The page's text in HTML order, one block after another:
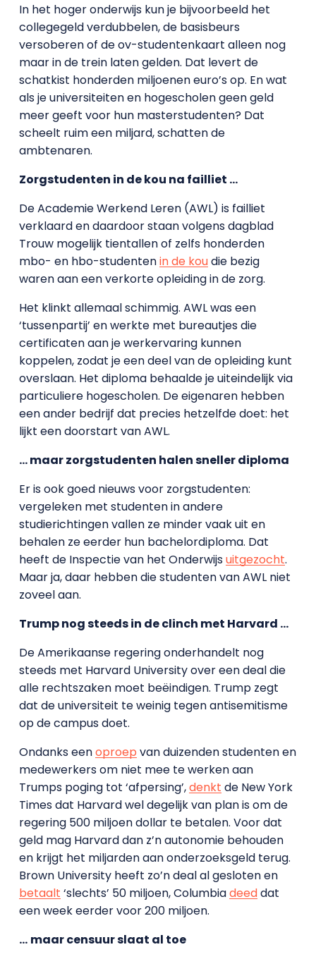
In het hoger onderwijs kun je bijvoorbeeld het
collegegeld verdubbelen, de basisbeurs
versoberen of de ov-studentenkaart alleen nog
maar in de trein laten gelden. Dat levert de
schatkist honderden miljoenen euro’s op. En wat
als je universiteiten en hogescholen geen geld
meer geeft voor hun masterstudenten? Dat
scheelt ruim een miljard, schatten de
ambtenaren.
Zorgstudenten in de kou na failliet …
De Academie Werkend Leren (AWL) is failliet
verklaard en daardoor staan volgens dagblad
Trouw mogelijk tientallen of zelfs honderden
mbo- en hbo-studentenin de koudie bezig
waren aan een verkorte opleiding in de zorg.
Het klinkt allemaal schimmig. AWL was een
‘tussenpartij’ en werkte met bureautjes die
certificaten aan je werkervaring kunnen
koppelen, zodat je een deel van de opleiding kunt
overslaan. Het diploma behaalde je uiteindelijk via
particuliere hogescholen. De eigenaren hebben
een ander bedrijf dat precies hetzelfde doet: het
lijkt een doorstart van AWL.
… maar zorgstudenten halen sneller diploma
Er is ook goed nieuws voor zorgstudenten:
vergeleken met studenten in andere
studierichtingen vallen ze minder vaak uit en
behalen ze eerder hun bachelordiploma. Dat
heeft de Inspectie van het Onderwijsuitgezocht.
Maar ja, daar hebben die studenten van AWL niet
zoveel aan.
Trump nog steeds in de clinch met Harvard …
De Amerikaanse regering onderhandelt nog
steeds met Harvard University over een deal die
alle rechtszaken moet beëindigen. Trump zegt
dat de universiteit te weinig tegen antisemitisme
op de campus doet.
Ondanks eenoproep van duizenden studenten en
medewerkers om niet mee te werken aan
Trumps poging tot ‘afpersing’,denkt de New York
Times dat Harvard wel degelijk van plan is om de
regering 500 miljoen dollar te betalen. Voor dat
geld mag Harvard dan z’n autonomie behouden
en krijgt het miljarden aan onderzoeksgeld terug.
Brown University heeft zo’n deal al gesloten en
betaalt ‘slechts’ 50 miljoen, Columbiadeeddat
een week eerder voor 200 miljoen.
… maar censuur slaat al toe